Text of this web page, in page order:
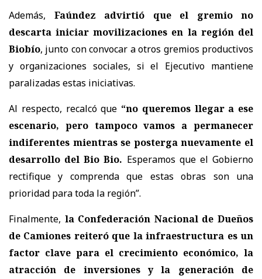
Además, Faúndez advirtió que el gremio no
descarta iniciar movilizaciones en la región del
Biobío, junto con convocar aotros gremios productivos
y organizaciones sociales, si el Ejecutivo mantiene
paralizadas estas iniciativas.
Al respecto, recalcó que “no queremos llegar a ese
escenario, pero tampoco vamos a permanecer
indiferentes mientras se posterga nuevamente el
desarrollo del Bio Bio. Esperamos que el Gobierno
rectifique y comprenda que estas obras son una
prioridad para toda la región”.
Finalmente, la Confederación Nacional de Dueños
de Camiones reiteró que la infraestructura es un
factor clave para el crecimiento económico, la
atracción de inversiones y la generación de